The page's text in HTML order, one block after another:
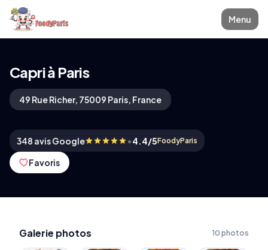
Menu
Capri à Paris
49 Rue Richer, 75009 Paris, France
348 avis Google •4.4/5FoodyParis
Favoris
Galerie photos 10 photos